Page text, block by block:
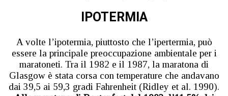
IPOTERMIA
A volte l’ipotermia, piuttosto che l’ipertermia, può
essere la principale preoccupazione ambientale per i
maratoneti. Tra il 1982 e il 1987, la maratona di
Glasgow è stata corsa con temperature che andavano
dai 39,5 ai 59,3 gradi Fahrenheit (Ridley et al. 1990).